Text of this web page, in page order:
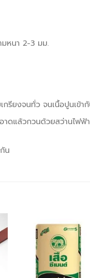
หนา 2-3 มม.
รียงจนทั่ว จนเนื้อปูนเข้า
าดแล้วกวนด้วยสว่านไฟฟ้
น